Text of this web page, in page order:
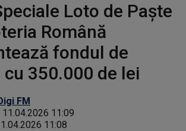
Loto de Paște
Română
fondul de
350.000 de lei
FM
11.04.2026 11:09
11:08